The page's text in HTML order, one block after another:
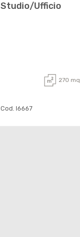
Studio/Ufficio
270 mq
Cod. I6667